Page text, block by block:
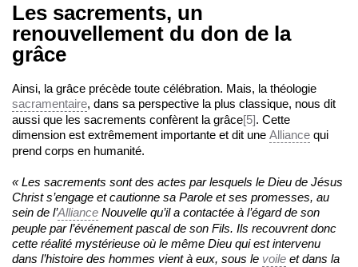
Les sacrements, un
renouvellement du don de la
grâce
Ainsi, la grâce précède toute célébration. Mais, la théologie
sacramentaire, dans sa perspective la plus classique, nous dit
aussi que les sacrements confèrent la grâce[5]. Cette
dimension est extrêmement importante et dit une Alliance qui
prend corps en humanité.
« Les sacrements sont des actes par lesquels le Dieu de Jésus
Christ s’engage et cautionne sa Parole et ses promesses, au
sein de l’Alliance Nouvelle qu’il a contactée à l’égard de son
peuple par l’événement pascal de son Fils. Ils recouvrent donc
cette réalité mystérieuse où le même Dieu qui est intervenu
dans l’histoire des hommes vient à eux, sous le voile et dans la